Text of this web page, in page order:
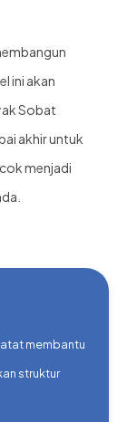
ini akan
Sobat
akhir untuk
menjadi
membantu
struktur